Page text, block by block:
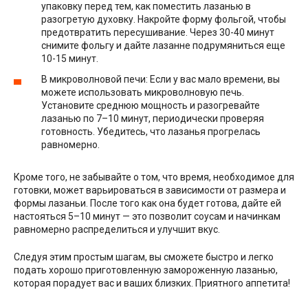
упаковку перед тем, как поместить лазанью в
разогретую духовку. Накройте форму фольгой, чтобы
предотвратить пересушивание. Через 30-40 минут
снимите фольгу и дайте лазанне подрумяниться еще
10-15 минут.
В микроволновой печи: Если у вас мало времени, вы
можете использовать микроволновую печь.
Установите среднюю мощность и разогревайте
лазанью по 7–10 минут, периодически проверяя
готовность. Убедитесь, что лазанья прогрелась
равномерно.
Кроме того, не забывайте о том, что время, необходимое для
готовки, может варьироваться в зависимости от размера и
формы лазаньи. После того как она будет готова, дайте ей
настояться 5–10 минут — это позволит соусам и начинкам
равномерно распределиться и улучшит вкус.
Следуя этим простым шагам, вы сможете быстро и легко
подать хорошо приготовленную замороженную лазанью,
которая порадует вас и ваших близких. Приятного аппетита!